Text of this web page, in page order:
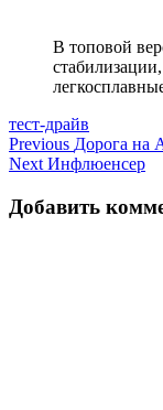
В топовой
тест-драйв
Навигация
по
записям
Previous Дорога на
Next Инфлюенсер
Добавить